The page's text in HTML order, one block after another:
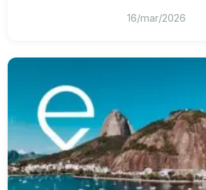
16/mar/2026